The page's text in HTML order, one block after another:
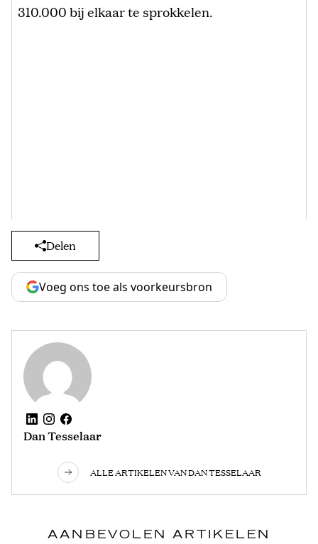
310.000 bij elkaar te sprokkelen.
Delen
Voeg ons toe als voorkeursbron
Dan Tesselaar
ALLE ARTIKELEN VAN DAN TESSELAAR
AANBEVOLEN ARTIKELEN